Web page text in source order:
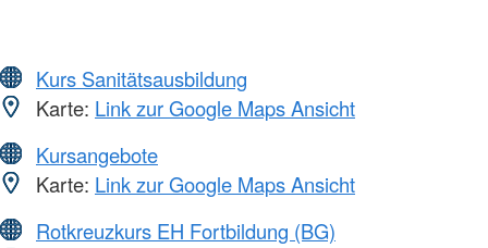
Kurs Sanitätsausbildung
Karte: Link zur Google Maps Ansicht
Kursangebote
Karte: Link zur Google Maps Ansicht
Rotkreuzkurs EH Fortbildung (BG)